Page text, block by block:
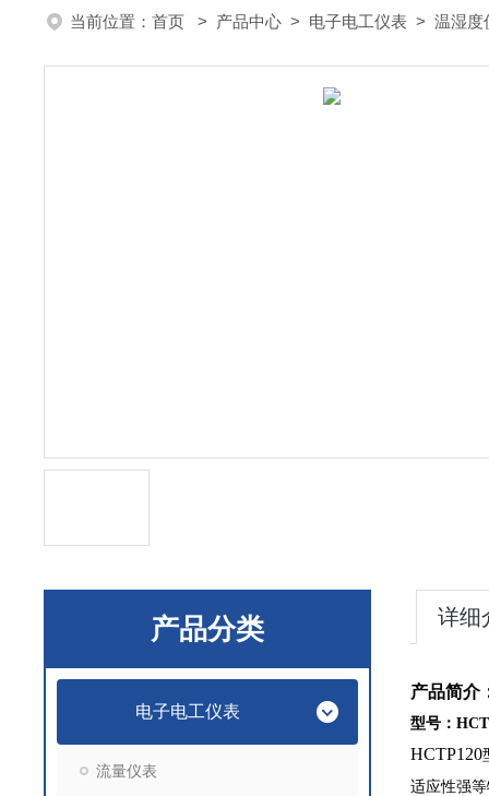
当前位置： 首页 > 产品中心 > 电子电工仪表 > 温湿度
产品分类
电子电工仪表
流量仪表
详细
产品简介
型号：
HCTP120
适应性强